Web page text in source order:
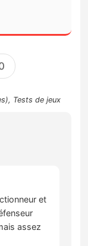
, Tests de jeux
et
assez